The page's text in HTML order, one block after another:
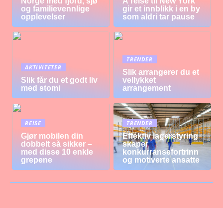
og familievennlige
opplevelser
gir et innblikk i en by
som aldri tar pause
AKTIVITETER
Slik får du et godt liv
med stomi
TRENDER
Slik arrangerer du et
vellykket
arrangement
REISE
Gjør mobilen din
dobbelt så sikker –
med disse 10 enkle
grepene
TRENDER
Effektiv lagerstyring
skaper
konkurransefortrinn
og motiverte ansatte